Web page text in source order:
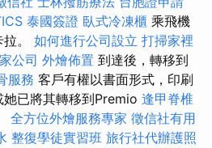
泰國簽證 臥式冷凍櫃 乘飛機
。 如何進行公司設立 打掃家裡
公司 外燴佈置 到達後，轉移到
服務 客戶有權以書面形式，印刷
已將其轉移到Premio 逢甲脊椎
全方位外燴服務專家 徵信社有用
整復學徒實習班 旅行社代辦護照